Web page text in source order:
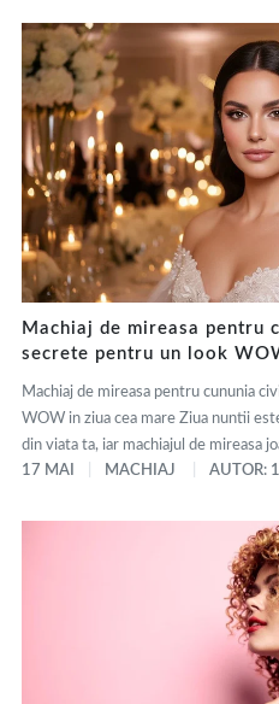
Machiaj de mireasa pentru
secrete pentru un look
Machiaj de mireasa pentru cununia
WOW in ziua cea mare Ziua nuntii
din viata ta, iar machiajul de mireasa
17 MAI
MACHIAJ AUTOR: